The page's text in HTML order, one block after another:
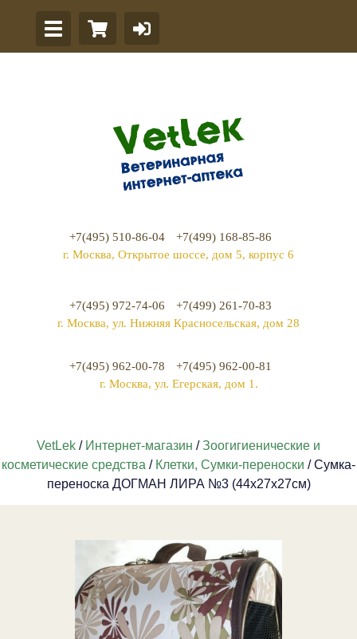
+7(495) 510-86-04
+7(499) 168-85-86
г. Москва, Открытое шоссе, дом 5, корпус 6
+7(495) 972-74-06
+7(499) 261-70-83
г. Москва, ул. Нижняя Красносельская, дом 28
+7(495) 962-00-78
+7(495) 962-00-81
г. Москва, ул. Егерская, дом 1.
VetLek / Интернет-магазин /Зоогигиенические и
косметические средства / Клетки, Сумки-переноски / Сумка-
переноска ДОГМАН ЛИРА №3 (44х27х27см)